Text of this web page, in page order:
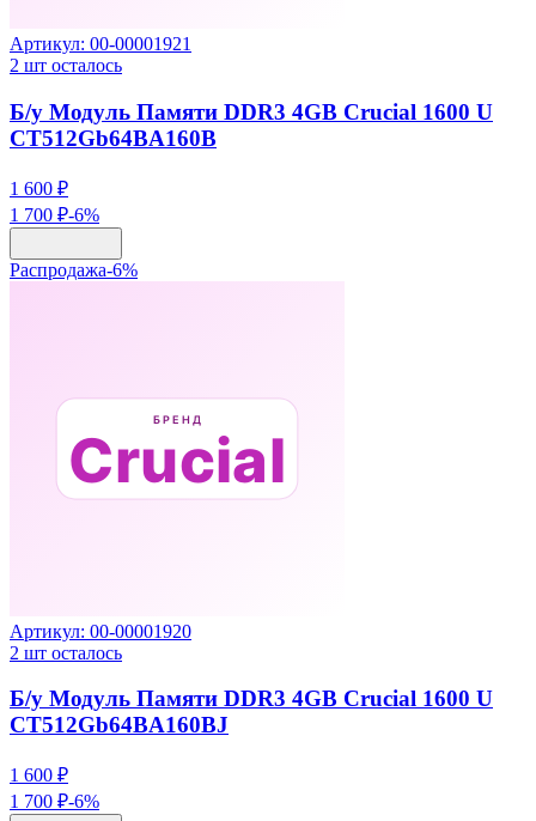
Артикул: 00-00001921
2 шт осталось
Б/у Модуль Памяти DDR3 4GB Crucial 1600 U
CT512Gb64BA160B
1 600 ₽
1 700 ₽-6%
Распродажа-6%
Артикул: 00-00001920
2 шт осталось
Б/у Модуль Памяти DDR3 4GB Crucial 1600 U
CT512Gb64BA160BJ
1 600 ₽
1 700 ₽-6%